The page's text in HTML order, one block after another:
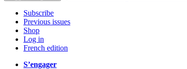
Subscribe
Previous issues
Shop
Log in
French edition
S’engager